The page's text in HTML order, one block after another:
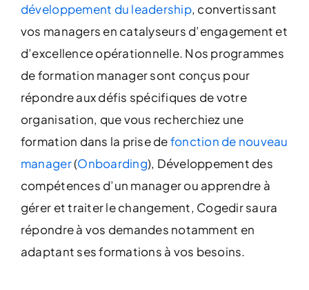
développement du leadership, convertissant
vos managers en catalyseurs d’engagement et
d’excellence opérationnelle. Nos programmes
de formation manager sont conçus pour
répondre aux défis spécifiques de votre
organisation, que vous recherchiez une
formation dans la prise defonction de nouveau
manager(Onboarding), Développement des
compétences d’un manager ou apprendre à
gérer et traiter le changement, Cogedir saura
répondre à vos demandes notamment en
adaptant ses formations à vos besoins.